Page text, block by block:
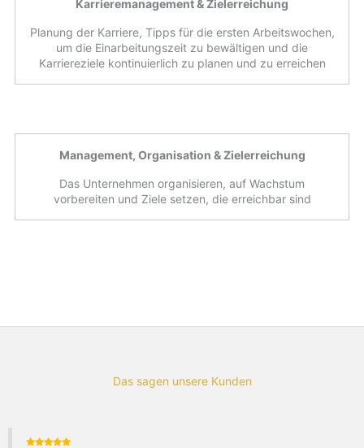
Karrieremanagement & Zielerreichung
Planung der Karriere, Tipps für die ersten Arbeitswochen,
um die Einarbeitungszeit zu bewältigen und die
Karriereziele kontinuierlich zu planen und zu erreichen
Management, Organisation & Zielerreichung
Das Unternehmen organisieren, auf Wachstum
vorbereiten und Ziele setzen, die erreichbar sind
Das sagen unsere Kunden